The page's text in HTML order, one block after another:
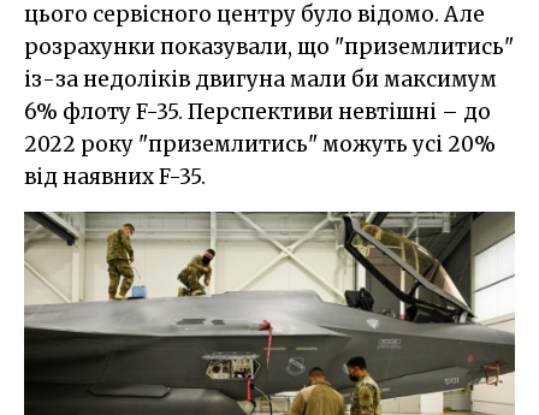
цього сервісного центру було відомо. Але
розрахунки показували, що "приземлитись"
із-за недоліків двигуна мали би максимум
6% флоту F-35. Перспективи невтішні – до
2022 року "приземлитись" можуть усі 20%
від наявних F-35.